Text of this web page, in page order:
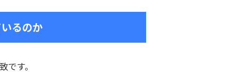
るのか
す。